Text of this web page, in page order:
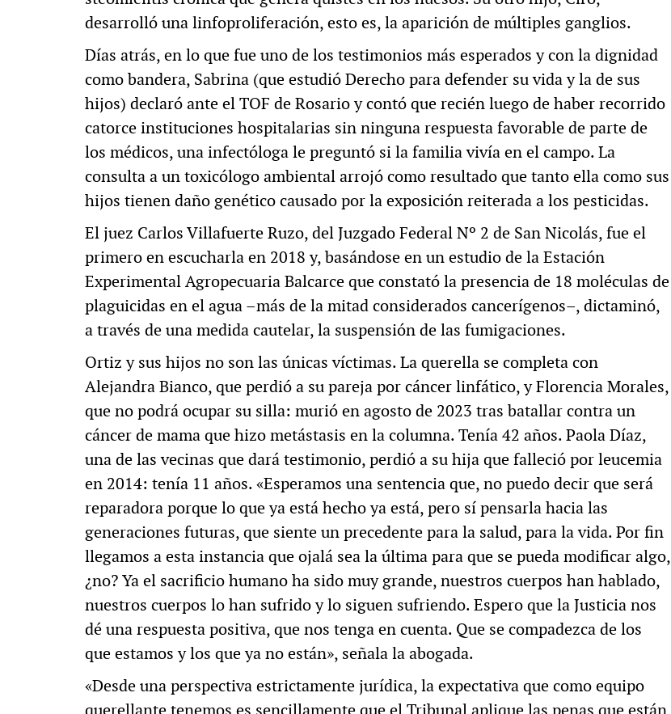
desarrolló una linfoproliferación, esto es, la aparición de múltiples ganglios.
Días atrás, en lo que fue uno de los testimonios más esperados y con la dignidad
como bandera, Sabrina (que estudió Derecho para defender su vida y la de sus
hijos) declaró ante el TOF de Rosario y contó que recién luego de haber recorrido
catorce instituciones hospitalarias sin ninguna respuesta favorable de parte de
los médicos, una infectóloga le preguntó si la familia vivía en el campo. La
consulta a un toxicólogo ambiental arrojó como resultado que tanto ella como sus
hijos tienen daño genético causado por la exposición reiterada a los pesticidas.
El juez Carlos Villafuerte Ruzo, del Juzgado Federal Nº 2 de San Nicolás, fue el
primero en escucharla en 2018 y, basándose en un estudio de la Estación
Experimental Agropecuaria Balcarce que constató la presencia de 18 moléculas de
plaguicidas en el agua –más de la mitad considerados cancerígenos–, dictaminó,
a través de una medida cautelar, la suspensión de las fumigaciones.
Ortiz y sus hijos no son las únicas víctimas. La querella se completa con
Alejandra Bianco, que perdió a su pareja por cáncer linfático, y Florencia Morales,
que no podrá ocupar su silla: murió en agosto de 2023 tras batallar contra un
cáncer de mama que hizo metástasis en la columna. Tenía 42 años. Paola Díaz,
una de las vecinas que dará testimonio, perdió a su hija que falleció por leucemia
en 2014: tenía 11 años. «Esperamos una sentencia que, no puedo decir que será
reparadora porque lo que ya está hecho ya está, pero sí pensarla hacia las
generaciones futuras, que siente un precedente para la salud, para la vida. Por fin
llegamos a esta instancia que ojalá sea la última para que se pueda modificar algo,
¿no? Ya el sacrificio humano ha sido muy grande, nuestros cuerpos han hablado,
nuestros cuerpos lo han sufrido y lo siguen sufriendo. Espero que la Justicia nos
dé una respuesta positiva, que nos tenga en cuenta. Que se compadezca de los
que estamos y los que ya no están», señala la abogada.
«Desde una perspectiva estrictamente jurídica, la expectativa que como equipo